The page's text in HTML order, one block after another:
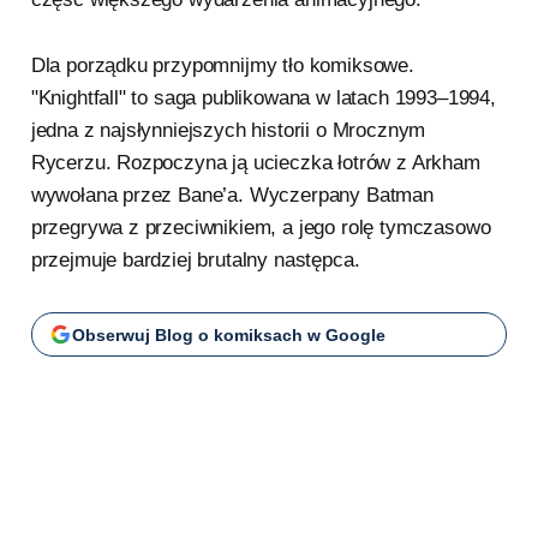
Dla porządku przypomnijmy tło komiksowe.
"Knightfall" to saga publikowana w latach 1993–1994,
jedna z najsłynniejszych historii o Mrocznym
Rycerzu. Rozpoczyna ją ucieczka łotrów z Arkham
wywołana przez Bane’a. Wyczerpany Batman
przegrywa z przeciwnikiem, a jego rolę tymczasowo
przejmuje bardziej brutalny następca.
Obserwuj Blog o komiksach w Google